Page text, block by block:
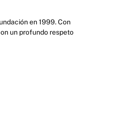
en 1999. Con
un profundo respeto